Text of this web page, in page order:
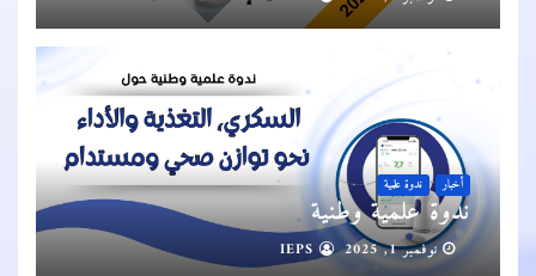
أخبار ندوة علمية
ندوة علمية وطنية
نوفمبر 1, 2025